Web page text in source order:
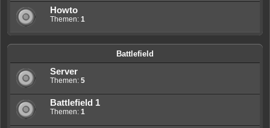
Howto
Themen: 1
Battlefield
Server
Themen: 5
Battlefield 1
Themen: 1